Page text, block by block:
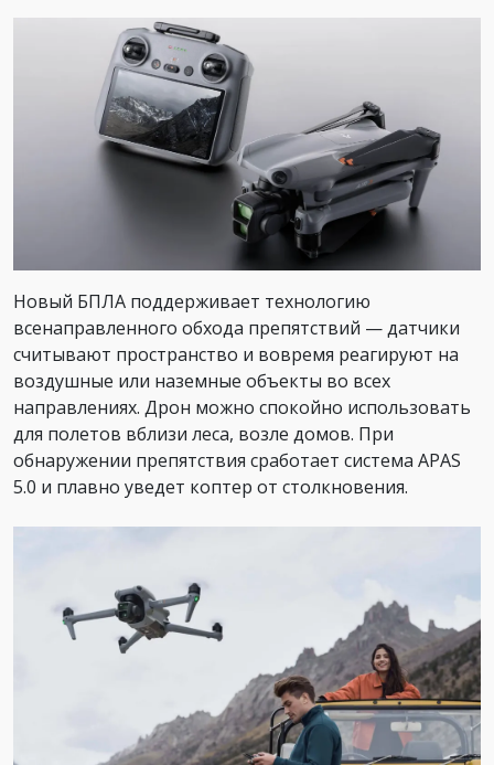
Новый БПЛА поддерживает технологию
всенаправленного обхода препятствий — датчики
считывают пространство и вовремя реагируют на
воздушные или наземные объекты во всех
направлениях. Дрон можно спокойно использовать
для полетов вблизи леса, возле домов. При
обнаружении препятствия сработает система APAS
5.0 и плавно уведет коптер от столкновения.